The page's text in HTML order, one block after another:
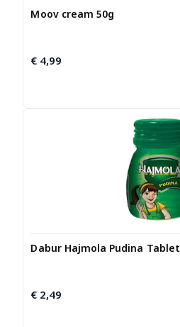
Moov cream 50g
€ 4,99
Dabur Hajmola Pudina Tablet
€ 2,49